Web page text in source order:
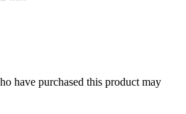
have purchased this product may